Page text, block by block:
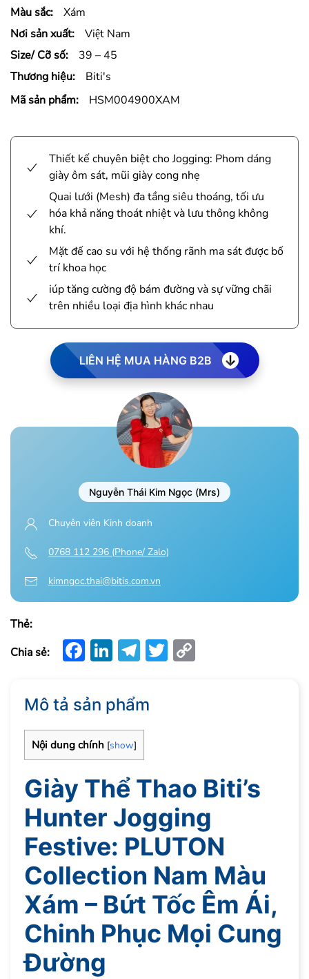
Màu sắc:
Xám
Nơi sản xuất:
Việt Nam
Size/ Cỡ số:
39 – 45
Thương hiệu:
Biti's
Mã sản phẩm:
HSM004900XAM
Thiết kế chuyên biệt cho Jogging: Phom dáng
giày ôm sát, mũi giày cong nhẹ
Quai lưới (Mesh) đa tầng siêu thoáng, tối ưu
hóa khả năng thoát nhiệt và lưu thông không
khí.
Mặt đế cao su với hệ thống rãnh ma sát được bố
trí khoa học
iúp tăng cường độ bám đường và sự vững chãi
trên nhiều loại địa hình khác nhau
LIÊN HỆ MUA HÀNG B2B
Nguyễn Thái Kim Ngọc (Mrs)
Chuyên viên Kinh doanh
0768 112 296 (Phone/ Zalo)
kimngoc.thai@bitis.com.vn
Thẻ:
Chia sẻ:
Facebook
LinkedIn
Telegram
Twitter
Mô tả sản phẩm
Nội dung chính [show]
Giày Thể Thao Biti’s
Hunter Jogging
Festive: PLUTON
Collection Nam Màu
Xám – Bứt Tốc Êm Ái,
Chinh Phục Mọi Cung
Đường